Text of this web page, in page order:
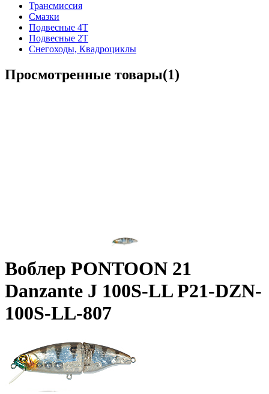
Трансмиссия
Смазки
Подвесные 4Т
Подвесные 2Т
Снегоходы, Квадроциклы
Просмотренные товары(1)
Воблер PONTOON 21
Danzante J 100S-LL P21-DZN-
100S-LL-807